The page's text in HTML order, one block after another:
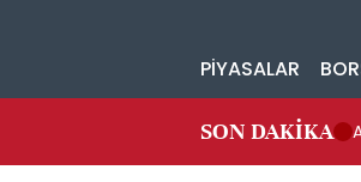
PİYASALAR
SON DAKİKA